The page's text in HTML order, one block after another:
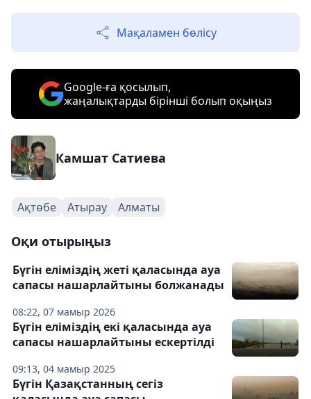
Мақаламен бөлісу
Google-ға қосылып,
жаңалықтарды бірінші болып оқыңыз
Камшат Сатиева
Ақтөбе Атырау Алматы
Оқи отырыңыз
08:22, 07 мамыр 2026
Бүгін еліміздің жеті қаласында ауа
сапасы нашарлайтыны болжанады
09:13, 04 мамыр 2025
Бүгін еліміздің екі қаласында ауа
сапасы нашарлайтыны ескертілді
Бүгін Қазақстанның сегіз